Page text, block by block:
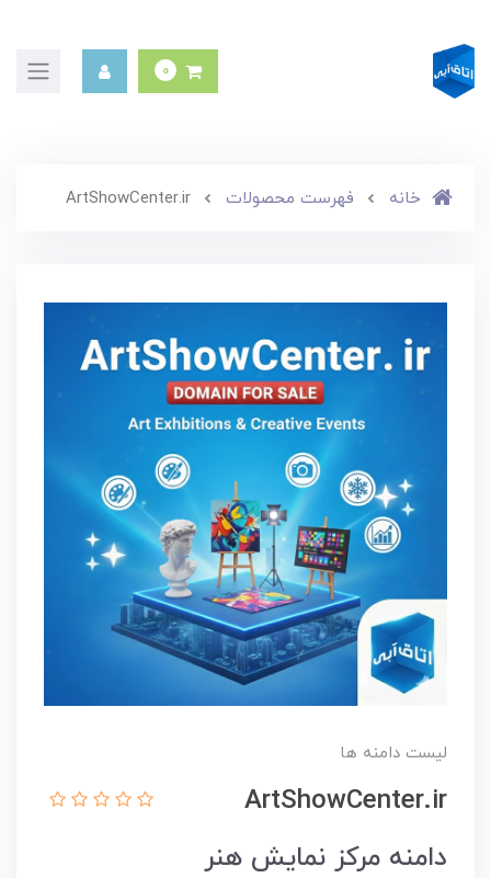
0
خانه فهرست محصولات ArtShowCenter.ir
لیست دامنه ها
ArtShowCenter.ir
دامنه مرکز نمایش هنر